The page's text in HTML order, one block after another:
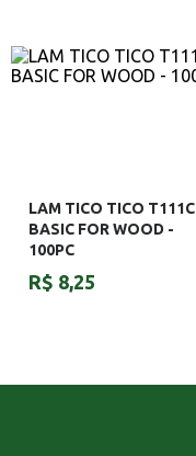
LAM TICO TICO T111C
BASIC FOR WOOD -
100PC
R$ 8,25